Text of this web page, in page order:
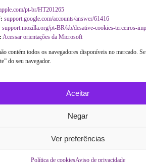
pt-br/HT201265
support.google.com/accounts/answer/61416
support.mozilla.org/pt-BR/kb/desative-cookies-terceiros-
Acessar orientações da Microsoft
contém todos os navegadores disponíveis no mercado.
do seu navegador.
Aceitar
Negar
Ver preferências
Política de cookiesAviso de privacidade